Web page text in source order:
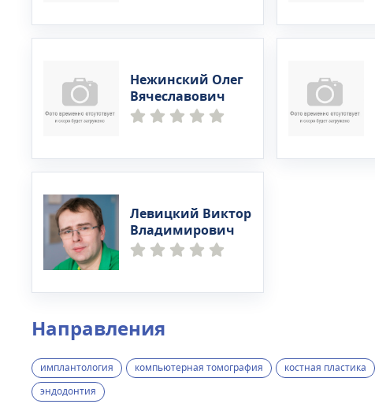
Нежинский Олег
Вячеславович
Левицкий Виктор
Владимирович
Направления
имплантология компьютерная томография костная пластика
эндодонтия